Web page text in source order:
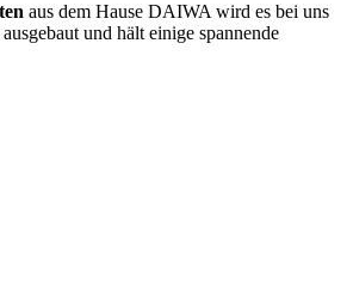
aus dem Hause DAIWA wird es bei uns
und hält einige spannende